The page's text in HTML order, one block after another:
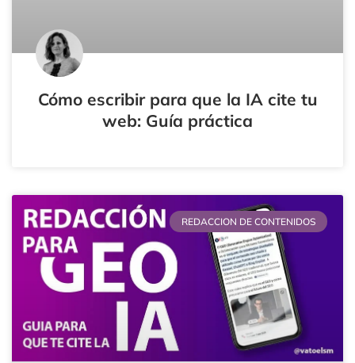
Cómo escribir para que la IA cite tu
web: Guía práctica
REDACCION DE CONTENIDOS